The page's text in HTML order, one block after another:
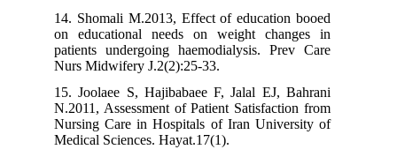
14. Shomali M.2013, Effect of education booed
on educational needs on weight changes in
patients undergoing haemodialysis. Prev Care
Nurs Midwifery J.2(2):25-33.
15. Joolaee S, Hajibabaee F, Jalal EJ, Bahrani
N.2011, Assessment of Patient Satisfaction from
Nursing Care in Hospitals of Iran University of
Medical Sciences. Hayat.17(1).